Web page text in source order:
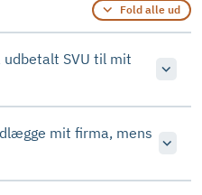
Fold alle ud
SVU til mit
mit firma, mens